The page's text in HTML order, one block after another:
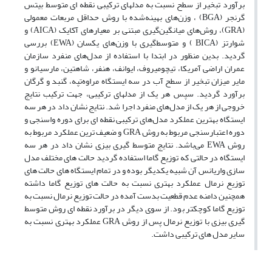
برآورد تبخیر از سطح نسبت به مدل­های ترکیبی نقطه ای متوسط بیتس
گرنجر (BGA) ، وزن‌های بهینه‌شده با روش حداقل مربعات معمولی
(GRA)­، روش‌های میانگین‌گیری مبتنی بر معیارهای آکایک (AICA) و
شوارتز (BICA ) و متوسط‌گیری با وزن‌های یکسان (EWA) بررسی
گردید. بدین منظور در ابتدا با استفاده از مدل‌های منفرد سازمان
عمران اراضی آمریکا، تیچومیروف، ایوانف، هنفر، شاهتین، مارسیانو و
مایر میزان تبخیر از سطح آب در سه ایستگاه مراوه‌تپه، گنبد و گرگان
برآورد گردید. سپس هر یک از مدل­های ترکیبی، جهت ترکیب نتایج
خروجی از هر یک از مدل‌های منفرد اجرا شد. نتایج نشان داد در هر سه
ایستگاه بهترین عملکرد مدل‌های ترکیبی نقطه ای برای دوره واسنجی و
دوره اعتبارسنجی مربوط به روش GRA و ضعیف ترین عملکرد مربوط به
روش EWA می‌باشد. نتایج متوسط گیری بیزی نشان داد در هر سه
ایستگاه در حالتی که توزیع گاما استفاده گردید حالت های مختلف مدل
سازی واریانس آن شبیه یکدیگر بوده و در تمام ایستگاه های حالت های
توزیع نرمال عملکرد بهتری نسبت به حالت های توزیع گاما داشته
همچنین دامنه عدم قطعیت بدست آمده در حالت توزیع نرمال نسبت به
توزیع گاما کوچکتر بود. از سوی دیگر در برآورد نقطه ای روش متوسط
گیری بیزی با توزیع نرمال پس از روش GRA عملکرد بهتری نسبت به
سایر مدل های ترکیبی داشت.